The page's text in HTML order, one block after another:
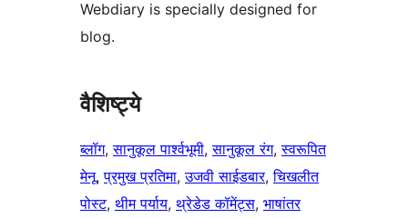
Webdiary is specially designed for
blog.
वैशिष्ट्ये
ब्लॉग, सानुकूल पार्श्वभूमी, सानुकूल रंग, स्वरूपित
मेनू, प्रमुख प्रतिमा, उजवी साईडबार, चिखलीत
पोस्ट, थीम पर्याय, थ्रेडेड कॉमेंट्स, भाषांतर